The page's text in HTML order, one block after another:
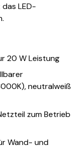
LED-
20 W Leistung
neutralweiß
zum Betrieb
Wand- und